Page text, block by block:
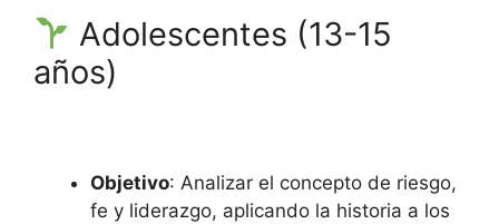
Adolescentes (13-15
años)
Objetivo: Analizar el concepto de riesgo,
fe y liderazgo, aplicando la historia a los